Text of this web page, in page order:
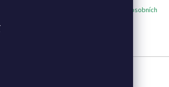
podmínkami ochrany osobních